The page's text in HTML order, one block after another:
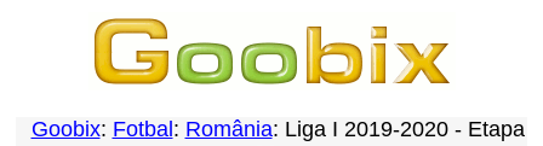
Goobix: Fotbal : România: Liga I 2019-2020 - Etapa